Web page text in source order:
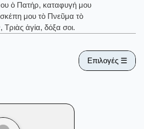
ὁ Πατήρ, καταφυγή μου
σκέπη μου τὸ Πνεῦμα τὸ
Τριὰς ἁγία, δόξα σοι.
Επιλογές ☰